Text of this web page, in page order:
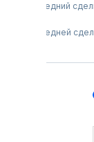
последний сделки
последней сделки